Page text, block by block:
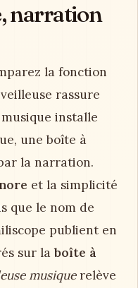
narration
la fonction
rassure
installe
une boîte à
la narration.
et la simplicité
que le nom de
publient en
sur laboîte à
musiquerelève